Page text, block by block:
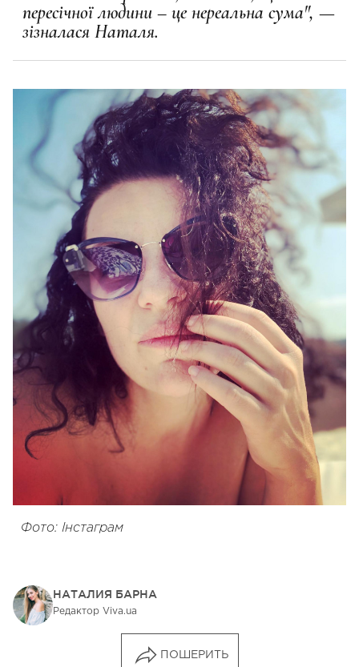
пересічної людини – це нереальна сума", —
зізналася Наталя.
Фото: Інстаграм
НАТАЛИЯ БАРНА
Редактор Viva.ua
ПОШЕРИТЬ